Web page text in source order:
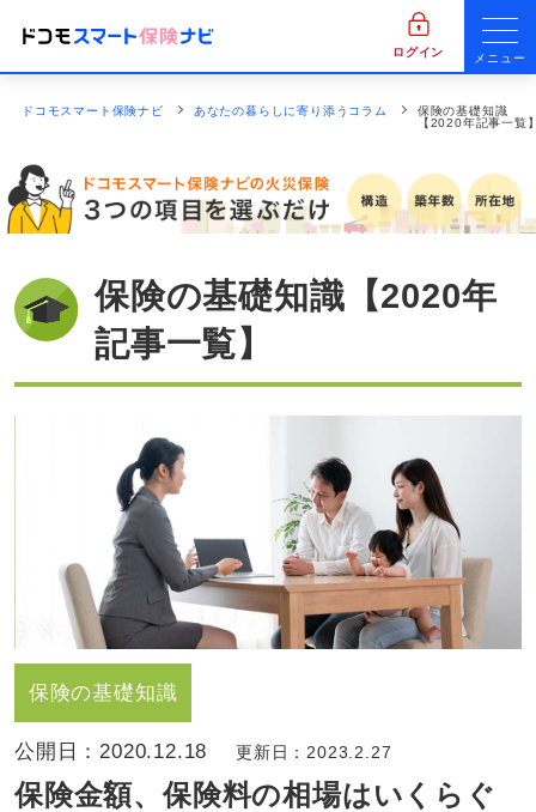
ログイン メニュー
ドコモスマート保険ナビ あなたの暮らしに寄り添うコラム
保険の基礎知識
【2020年記事一覧
保険の基礎知識【2020年
記事一覧】
保険の基礎知識
公開日：2020.12.18 更新日：2023.2.27
保険金額、保険料の相場はいくらぐ